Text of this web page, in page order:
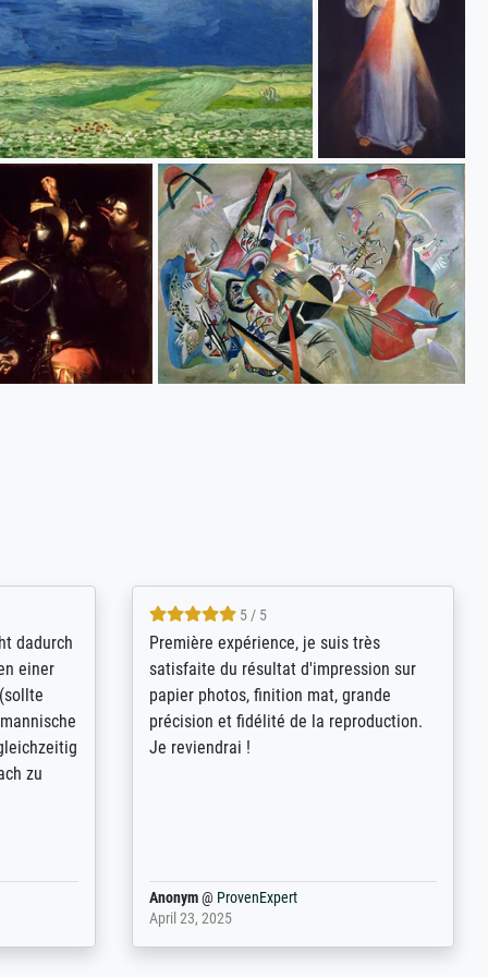
sich
(ein
-
4.8 / 5
Qualité absolument irréprochable.
Extraordinaire diversité des thèmes
abordés et personnalisation des
demandes (recadrage, réajustement des
couleurs). Relation clientèle parfaite.
Anonym@ ProvenExpert
March 31, 2025